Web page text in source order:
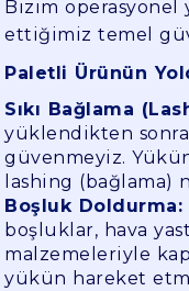
Bizim operasyonel
ettiğimiz temel
Paletli Ürünün
Sıkı Bağlama
yüklendikten sonra
güvenmeyiz.
lashing (bağlama)
Boşluk Doldurma:
boşluklar, hava
malzemeleriyle
yükün hareket